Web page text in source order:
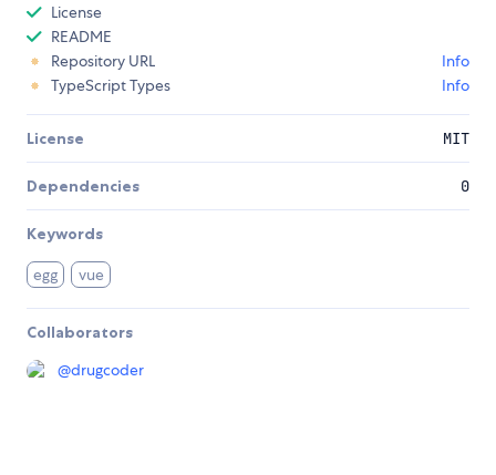
License
README
Repository URL
Info
TypeScript Types
Info
License MIT
Dependencies 0
Keywords
egg vue
Collaborators
@drugcoder